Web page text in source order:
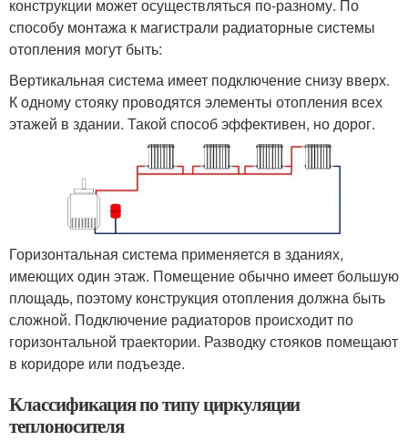
конструкции может осуществляться по-разному. По
способу монтажа к магистрали радиаторные системы
отопления могут быть:
Вертикальная система имеет подключение снизу вверх.
К одному стояку проводятся элементы отопления всех
этажей в здании. Такой способ эффективен, но дорог.
Горизонтальная система применяется в зданиях,
имеющих один этаж. Помещение обычно имеет большую
площадь, поэтому конструкция отопления должна быть
сложной. Подключение радиаторов происходит по
горизонтальной траектории. Разводку стояков помещают
в коридоре или подъезде.
Классификация по типу циркуляции
теплоносителя